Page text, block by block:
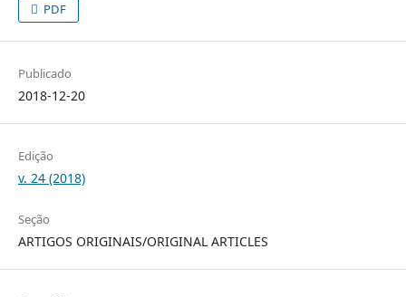
PDF
Publicado
2018-12-20
Edição
v. 24 (2018)
Seção
ARTIGOS ORIGINAIS/ORIGINAL ARTICLES